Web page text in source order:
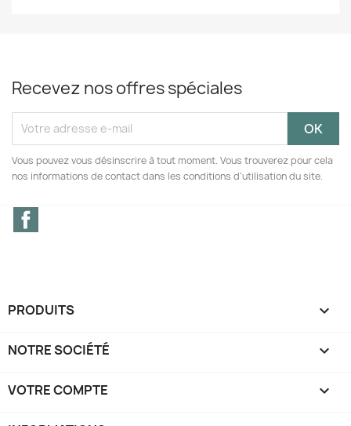
Recevez nos offres spéciales
Vous pouvez vous désinscrire à tout moment. Vous trouverez pour cela
nos informations de contact dans les conditions d'utilisation du site.
PRODUITS 
NOTRE SOCIÉTÉ 
VOTRE COMPTE 